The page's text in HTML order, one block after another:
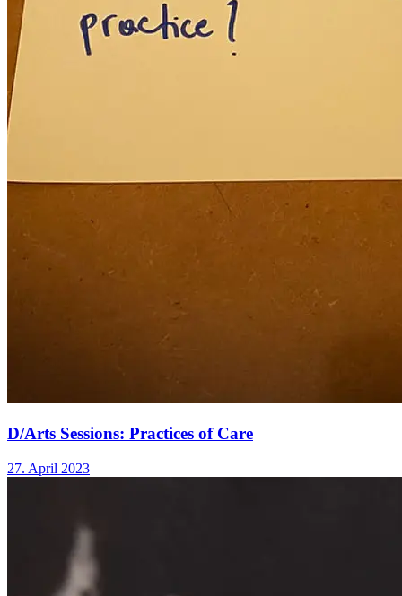
D/Arts Sessions: Practices of Care
27. April 2023